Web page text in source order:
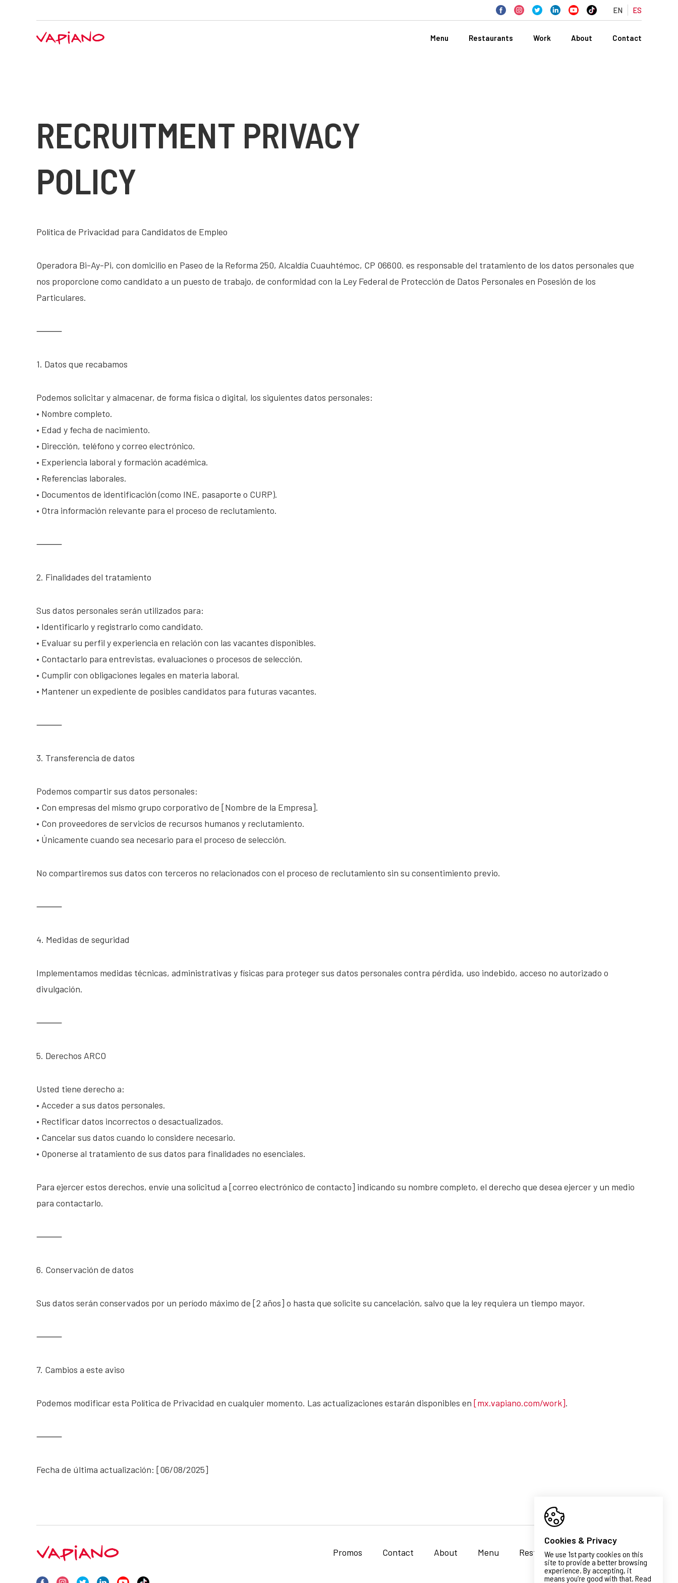
EN ES
Menu Restaurants Work About Contact
RECRUITMENT PRIVACY
POLICY
Política de Privacidad para Candidatos de Empleo
Operadora Bi-Ay-Pi, con domicilio en Paseo de la Reforma 250, Alcaldía Cuauhtémoc, CP 06600. es responsable del tratamiento de los datos personales que
nos proporcione como candidato a un puesto de trabajo, de conformidad con la Ley Federal de Protección de Datos Personales en Posesión de los
Particulares.
⸻
1. Datos que recabamos
Podemos solicitar y almacenar, de forma física o digital, los siguientes datos personales:
• Nombre completo.
• Edad y fecha de nacimiento.
• Dirección, teléfono y correo electrónico.
• Experiencia laboral y formación académica.
• Referencias laborales.
• Documentos de identificación (como INE, pasaporte o CURP).
• Otra información relevante para el proceso de reclutamiento.
⸻
2. Finalidades del tratamiento
Sus datos personales serán utilizados para:
• Identificarlo y registrarlo como candidato.
• Evaluar su perfil y experiencia en relación con las vacantes disponibles.
• Contactarlo para entrevistas, evaluaciones o procesos de selección.
• Cumplir con obligaciones legales en materia laboral.
• Mantener un expediente de posibles candidatos para futuras vacantes.
⸻
3. Transferencia de datos
Podemos compartir sus datos personales:
• Con empresas del mismo grupo corporativo de [Nombre de la Empresa].
• Con proveedores de servicios de recursos humanos y reclutamiento.
• Únicamente cuando sea necesario para el proceso de selección.
No compartiremos sus datos con terceros no relacionados con el proceso de reclutamiento sin su consentimiento previo.
⸻
4. Medidas de seguridad
Implementamos medidas técnicas, administrativas y físicas para proteger sus datos personales contra pérdida, uso indebido, acceso no autorizado o
divulgación.
⸻
5. Derechos ARCO
Usted tiene derecho a:
• Acceder a sus datos personales.
• Rectificar datos incorrectos o desactualizados.
• Cancelar sus datos cuando lo considere necesario.
• Oponerse al tratamiento de sus datos para finalidades no esenciales.
Para ejercer estos derechos, envíe una solicitud a [correo electrónico de contacto] indicando su nombre completo, el derecho que desea ejercer y un medio
para contactarlo.
⸻
6. Conservación de datos
Sus datos serán conservados por un período máximo de [2 años] o hasta que solicite su cancelación, salvo que la ley requiera un tiempo mayor.
⸻
7. Cambios a este aviso
Podemos modificar esta Política de Privacidad en cualquier momento. Las actualizaciones estarán disponibles en [mx.vapiano.com/work].
⸻
Fecha de última actualización: [06/08/2025]
Promos Contact About Menu Restaurants Work Faq
Cookies & Privacy
We use 1st party cookies on this
site to provide a better browsing
experience. By accepting, it
means you’re good with that. Read